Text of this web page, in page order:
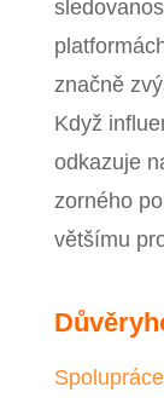
značně
Když
odkazuje
zorného
většímu
Spolupráce